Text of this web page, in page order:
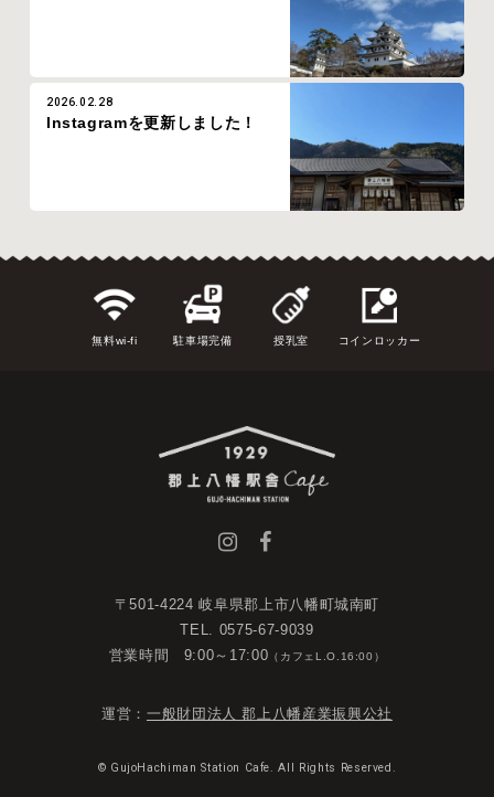
2026.02.28
Instagramを更新しました！
無料wi-fi 駐車場完備 授乳室 コインロッカー
〒501-4224 岐阜県郡上市八幡町城南町
TEL. 0575-67-9039
営業時間 9:00～17:00 （カフェL.O.16:00）
運営： 一般財団法人 郡上八幡産業振興公社
© GujoHachiman Station Cafe. All Rights Reserved.